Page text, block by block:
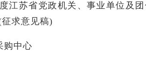
江苏省党政机关、事业单位及
征求意见稿)
购中心